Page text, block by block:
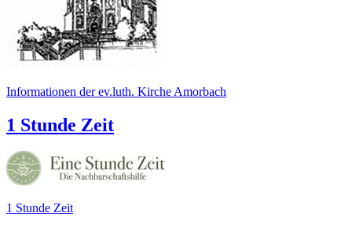
Informationen der ev.luth. Kirche Amorbach
1 Stunde Zeit
1 Stunde Zeit